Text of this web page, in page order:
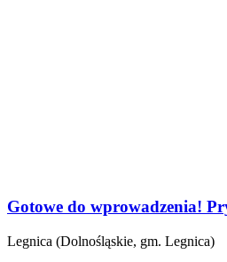
Gotowe do wprowadzenia!
Legnica (Dolnośląskie, gm. Legnica)